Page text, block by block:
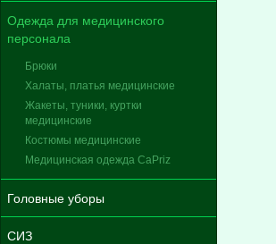
Одежда для медицинского
персонала
Брюки
Халаты, платья медицинские
Жакеты, туники, куртки
медицинские
Костюмы медицинские
Медицинская одежда CaPriz
Головные уборы
СИЗ